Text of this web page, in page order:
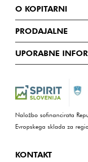
O KOPITARNI
PRODAJALNE
UPORABNE
Naložbo sofinancirata
Evropskega sklada za
KONTAKT